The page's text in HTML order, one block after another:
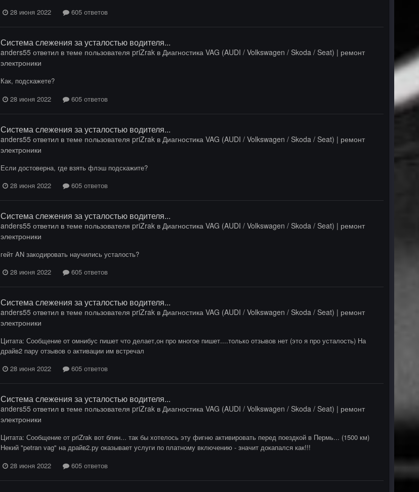
28 июня 2022
605 ответов
Система слежения за усталостью водителя...
anders55 ответил в теме пользователя priZrakв Диагностика VAG (AUDI / Volkswagen / Skoda / Seat) | ремонт
электроники
Как, подскажете?
28 июня 2022
605 ответов
Система слежения за усталостью водителя...
anders55 ответил в теме пользователя priZrakв Диагностика VAG (AUDI / Volkswagen / Skoda / Seat) | ремонт
электроники
Если достоверна, где взять флэш подскажите?
28 июня 2022
605 ответов
Система слежения за усталостью водителя...
anders55 ответил в теме пользователя priZrakв Диагностика VAG (AUDI / Volkswagen / Skoda / Seat) | ремонт
электроники
гейт AN закодировать научились усталость?
28 июня 2022
605 ответов
Система слежения за усталостью водителя...
anders55 ответил в теме пользователя priZrakв Диагностика VAG (AUDI / Volkswagen / Skoda / Seat) | ремонт
электроники
Цитата: Сообщение от омнибус пишет что делает,он про многое пишет....только отзывов нет (это я про усталость) На
драйв2 пару отзывов о активации им встречал
28 июня 2022
605 ответов
Система слежения за усталостью водителя...
anders55 ответил в теме пользователя priZrakв Диагностика VAG (AUDI / Volkswagen / Skoda / Seat) | ремонт
электроники
Цитата: Сообщение от priZrak вот блин... так бы хотелось эту фигню активировать перед поездкой в Пермь... (1500 км)
Некий "petran vag" на драйв2.ру оказывает услуги по платному включению - значит докапался как!!!
28 июня 2022
605 ответов